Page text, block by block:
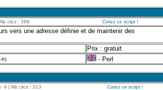
clics : 588 Cotez ce script !
vers une adresse définie et de maintenir des
Prix : gratuit
fr) - Perl
4 | Nb clics : 313 Cotez ce script !